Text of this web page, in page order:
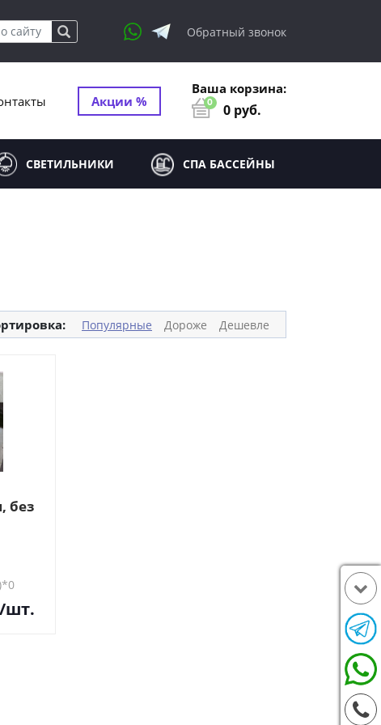
Обратный звонок
Акции %
Ваша корзина:
0 0 руб.
СВЕТИЛЬНИКИ СПА БАССЕЙНЫ
Популярные Дороже Дешевле
без
/шт.